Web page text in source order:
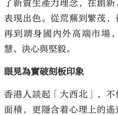
了新質生產力理念，在創
表現出色。從荒蕪到繁茂，
再到躋身國內外高端市場
慧、決心與堅毅。
眼見為實破刻板印象
香港人談起「大西北」，
面積，更隱含着心理上的